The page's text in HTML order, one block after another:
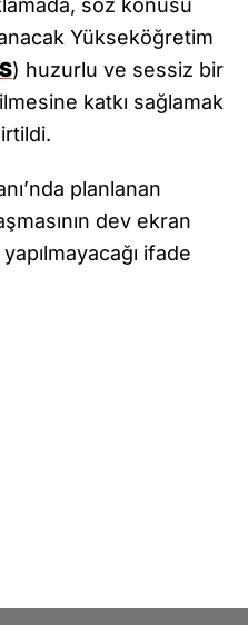
söz konusu
Yükseköğretim
) huzurlu ve sessiz bir
katkı sağlamak
planlanan
dev ekran
ifade